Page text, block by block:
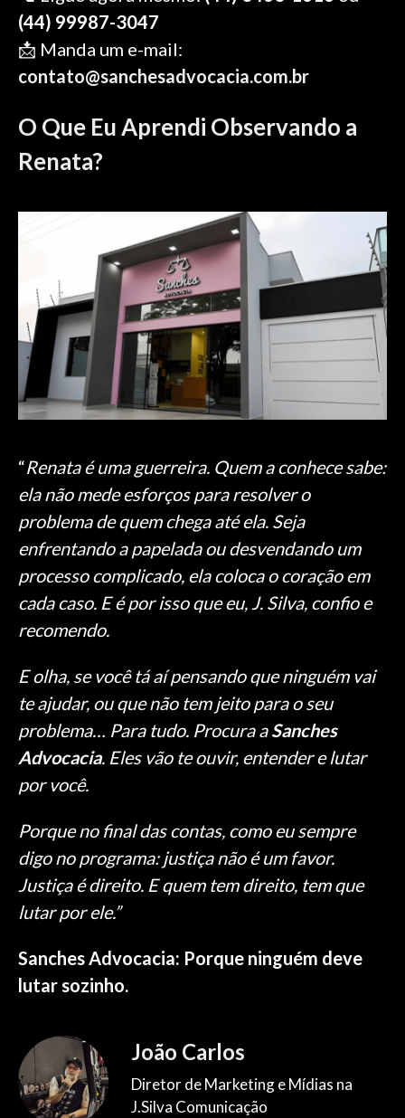
(44) 99987-3047
📩 Manda um e-mail:
contato@sanchesadvocacia.com.br
O Que Eu Aprendi Observando a
Renata?
“Renata é uma guerreira. Quem a conhece sabe:
ela não mede esforços para resolver o
problema de quem chega até ela. Seja
enfrentando a papelada ou desvendando um
processo complicado, ela coloca o coração em
cada caso. E é por isso que eu, J. Silva, confio e
recomendo.
E olha, se você tá aí pensando que ninguém vai
te ajudar, ou que não tem jeito para o seu
problema… Para tudo. Procura aSanches
Advocacia. Eles vão te ouvir, entender e lutar
por você.
Porque no final das contas, como eu sempre
digo no programa: justiça não é um favor.
Justiça é direito. E quem tem direito, tem que
lutar por ele.”
Sanches Advocacia: Porque ninguém deve
lutar sozinho.
João Carlos
Diretor de Marketing e Mídias na
J.Silva Comunicação